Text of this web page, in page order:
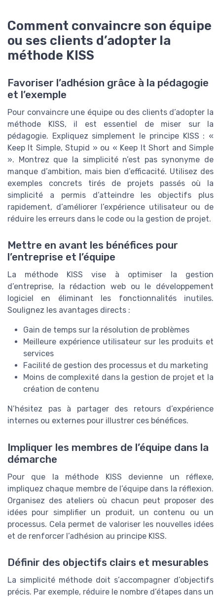
Comment convaincre son équipe
ou ses clients d’adopter la
méthode KISS
Favoriser l’adhésion grâce à la pédagogie
et l’exemple
Pour convaincre une équipe ou des clients d’adopter la
méthode KISS, il est essentiel de miser sur la
pédagogie. Expliquez simplement le principe KISS : «
Keep It Simple, Stupid » ou « Keep It Short and Simple
». Montrez que la simplicité n’est pas synonyme de
manque d’ambition, mais bien d’efficacité. Utilisez des
exemples concrets tirés de projets passés où la
simplicité a permis d’atteindre les objectifs plus
rapidement, d’améliorer l’expérience utilisateur ou de
réduire les erreurs dans le code ou la gestion de projet.
Mettre en avant les bénéfices pour
l’entreprise et l’équipe
La méthode KISS vise à optimiser la gestion
d’entreprise, la rédaction web ou le développement
logiciel en éliminant les fonctionnalités inutiles.
Soulignez les avantages directs :
Gain de temps sur la résolution de problèmes
Meilleure expérience utilisateur sur les produits et
services
Facilité de gestion des processus et du marketing
Moins de complexité dans la gestion de projet et la
création de contenu
N’hésitez pas à partager des retours d’expérience
internes ou externes pour illustrer ces bénéfices.
Impliquer les membres de l’équipe dans la
démarche
Pour que la méthode KISS devienne un réflexe,
impliquez chaque membre de l’équipe dans la réflexion.
Organisez des ateliers où chacun peut proposer des
idées pour simplifier un produit, un contenu ou un
processus. Cela permet de valoriser les nouvelles idées
et de renforcer l’adhésion au principe KISS.
Définir des objectifs clairs et mesurables
La simplicité méthode doit s’accompagner d’objectifs
précis. Par exemple, réduire le nombre d’étapes dans un